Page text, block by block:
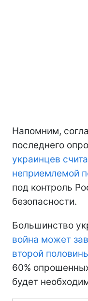
Напомним,
последнего
украинцев
неприемлемой
под контроль
безопасности.
Большинство
война может
второй
60%
будет